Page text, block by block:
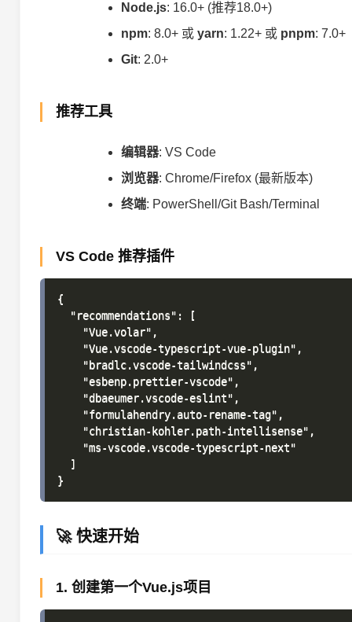
Node.js: 16.0+ (推荐18.0+)
npm: 8.0+ 或yarn: 1.22+ 或 pnpm: 7.0+
Git: 2.0+
推荐工具
编辑器: VS Code
浏览器: Chrome/Firefox (最新版本)
终端: PowerShell/Git Bash/Terminal
VS Code 推荐插件
{
  "recommendations": [
    "Vue.volar",
    "Vue.vscode-typescript-vue-plugin",
    "bradlc.vscode-tailwindcss",
    "esbenp.prettier-vscode",
    "dbaeumer.vscode-eslint",
    "formulahendry.auto-rename-tag",
    "christian-kohler.path-intellisense",
    "ms-vscode.vscode-typescript-next"
  ]
🚀 快速开始
1. 创建第一个Vue.js项目